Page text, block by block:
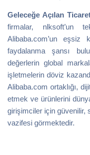
Geleceğe Açılan
firmalar, nlksoft’un
Alibaba.com’un eşsiz
faydalanma şansı
değerlerin global
işletmelerin döviz
Alibaba.com ortaklığı,
etmek ve ürünlerini
girişimciler için güvenilir,
vazifesi görmektedir.